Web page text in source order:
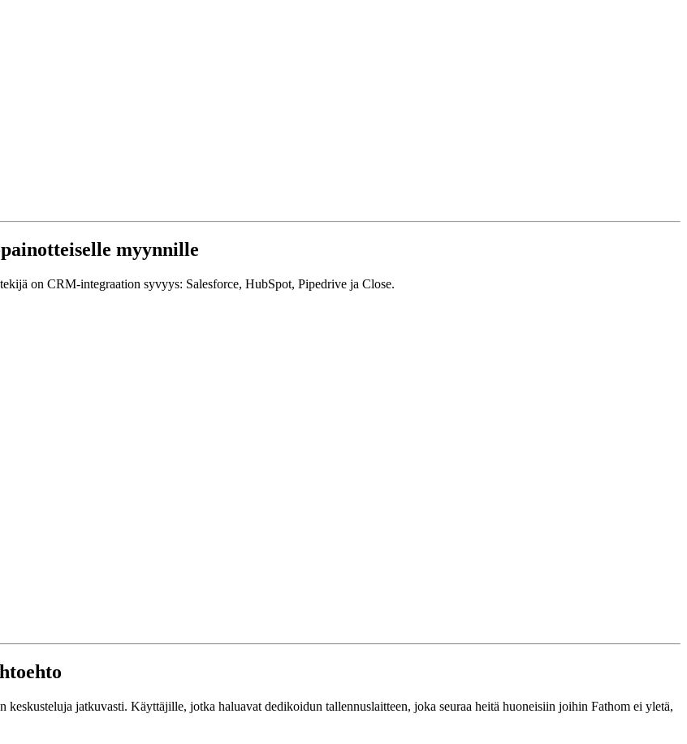
myynnille
on CRM-integraation syvyys: Salesforce, HubSpot, Pipedrive ja Close.
keskusteluja jatkuvasti. Käyttäjille, jotka haluavat dedikoidun tallennuslaitteen, joka seuraa heitä huoneisiin joihin Fathom ei yletä,